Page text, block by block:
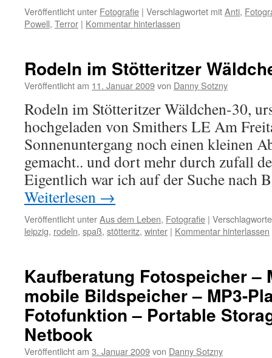
Veröffentlicht unter Fotografie | Verschlagwortet mitAnti,
Powell, Terror | Kommentar hinterlassen
Rodeln im Stötteritzer
Veröffentlicht am 11. Januar 2009von Danny Sotzny
Rodeln im Stötteritzer Wäldchen-30,
hochgeladen von Smithers LE Am
Sonnenuntergang noch einen kleinen
gemacht.. und dort mehr durch zufall
Eigentlich war ich auf der Suche nach
Weiterlesen →
Veröffentlicht unterAus dem Leben, Fotografie |
leipzig, rodeln, spaß, stötteritz, winter | Kommentar hinterlassen
Kaufberatung Fotospeicher –
mobile Bildspeicher – MP3-
Fotofunktion – Portable
Netbook
Veröffentlicht am 3. Januar 2009von Danny Sotzny